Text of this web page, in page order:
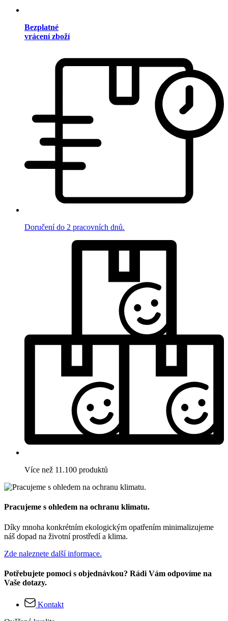
Bezplatné
vrácení zboží
Doručení do 2 pracovních dnů.
Více než 11.100 produktů
Pracujeme s ohledem na ochranu klimatu.
Díky mnoha konkrétním ekologickým opatřením minimalizujeme
náš dopad na životní prostředí a klima.
Zde naleznete další informace.
Potřebujete pomoci s objednávkou? Rádi Vám odpovíme na
Vaše dotazy.
Kontakt